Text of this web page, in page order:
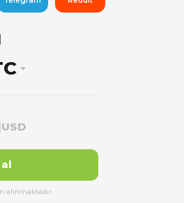
|USD
al
alınmaktadır